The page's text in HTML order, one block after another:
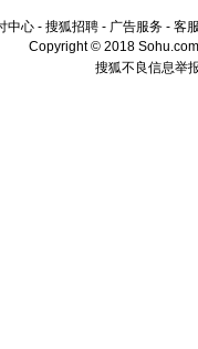
中心 - 搜狐招聘 - 广告服务 - 客
Copyright © 2018
搜狐不良信息举